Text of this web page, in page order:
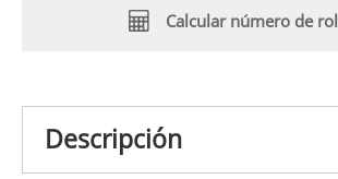
Calcular número de
Descripción